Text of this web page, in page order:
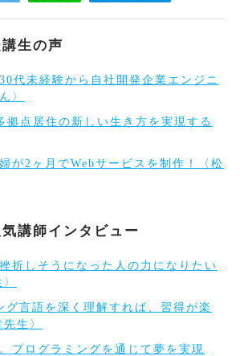
生の声
代未経験から自社開発企業エンジニ
〉
拠点居住の新しい生き方を実現する
が2ヶ月でWebサービスを制作！〈松
講師インタビュー
折しそうになった人の力になりたい
グ言語を深く理解すれば、習得が楽
生〉
プログラミングを通じて夢を実現